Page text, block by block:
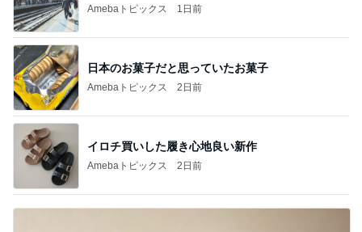
Amebaトピックス 1日前
日本のお菓子だと思っていたお菓子
Amebaトピックス 2日前
イロチ買いした履き心地良い新作
Amebaトピックス 2日前